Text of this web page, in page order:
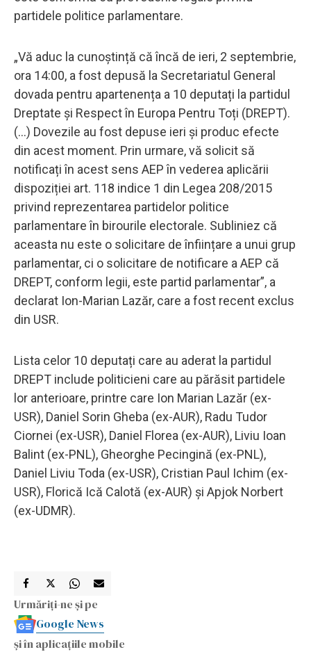
partidele politice parlamentare.
„Vă aduc la cunoștință că încă de ieri, 2 septembrie,
ora 14:00, a fost depusă la Secretariatul General
dovada pentru apartenența a 10 deputați la partidul
Dreptate și Respect în Europa Pentru Toți (DREPT).
(...) Dovezile au fost depuse ieri și produc efecte
din acest moment. Prin urmare, vă solicit să
notificați în acest sens AEP în vederea aplicării
dispoziției art. 118 indice 1 din Legea 208/2015
privind reprezentarea partidelor politice
parlamentare în birourile electorale. Subliniez că
aceasta nu este o solicitare de înființare a unui grup
parlamentar, ci o solicitare de notificare a AEP că
DREPT, conform legii, este partid parlamentar”, a
declarat Ion-Marian Lazăr, care a fost recent exclus
din USR.
Lista celor 10 deputați care au aderat la partidul
DREPT include politicieni care au părăsit partidele
lor anterioare, printre care Ion Marian Lazăr (ex-
USR), Daniel Sorin Gheba (ex-AUR), Radu Tudor
Ciornei (ex-USR), Daniel Florea (ex-AUR), Liviu Ioan
Balint (ex-PNL), Gheorghe Pecingină (ex-PNL),
Daniel Liviu Toda (ex-USR), Cristian Paul Ichim (ex-
USR), Florică Ică Calotă (ex-AUR) și Apjok Norbert
(ex-UDMR).
Urmăriți-ne și pe
Google News
și în aplicațiile mobile